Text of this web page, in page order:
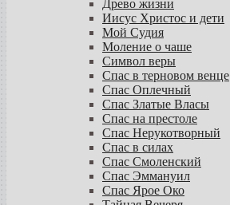
Древо жизни
Иисус Христос и дети
Мой Судия
Моление о чаше
Символ веры
Спас в терновом венце
Спас Оплечный
Спас Златые Власы
Спас на престоле
Спас Нерукотворный
Спас в силах
Спас Смоленский
Спас Эммануил
Спас Ярое Око